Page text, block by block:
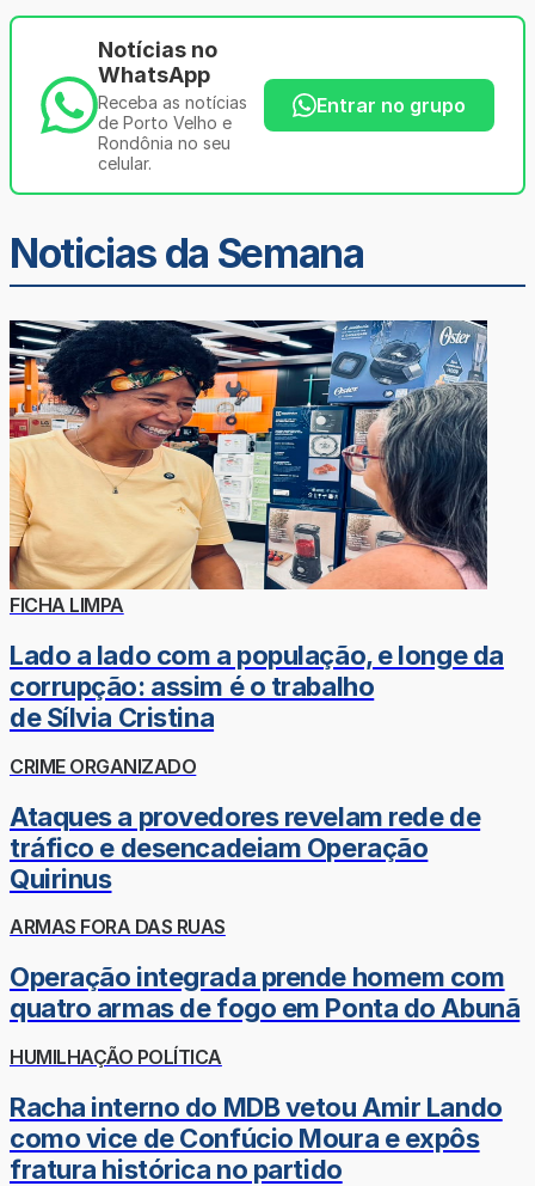
Notícias no
WhatsApp
Receba as notícias
de Porto Velho e
Rondônia no seu
celular.
Entrar no grupo
Noticias da Semana
FICHA LIMPA
Lado a lado com a população, e longe da
corrupção: assim é o trabalho
de Sílvia Cristina
CRIME ORGANIZADO
Ataques a provedores revelam rede de
tráfico e desencadeiam Operação
Quirinus
ARMAS FORA DAS RUAS
Operação integrada prende homem com
quatro armas de fogo em Ponta do Abunã
HUMILHAÇÃO POLÍTICA
Racha interno do MDB vetou Amir Lando
como vice de Confúcio Moura e expôs
fratura histórica no partido